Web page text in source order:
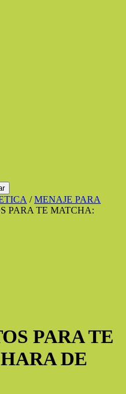
/MENAJE PARA
PARA TE MATCHA:
PARA TE
DE